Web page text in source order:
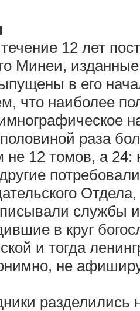
12 лет
Минеи,
в его
что наиболее
половиной раза
не 12 томов, а
службы
в круг
и тогда
не